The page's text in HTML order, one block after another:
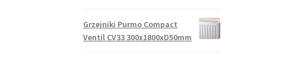
Grzejniki Purmo Compact
Ventil CV33 300x1800xD50mm